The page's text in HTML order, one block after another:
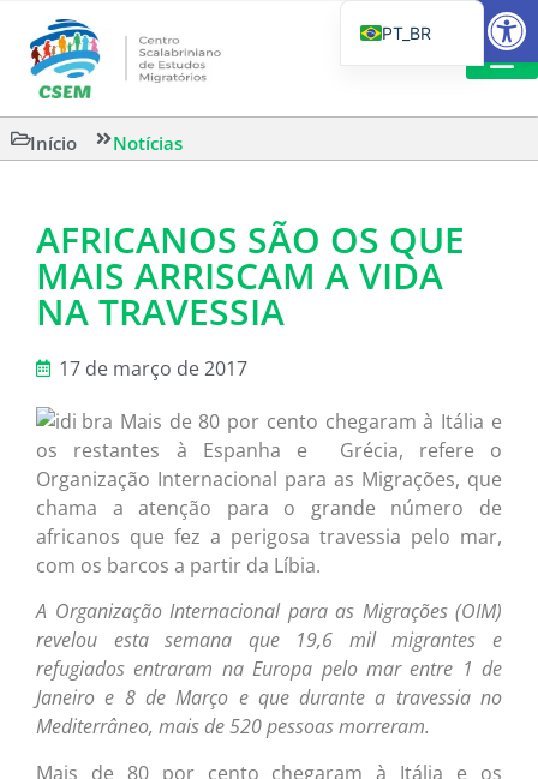
Início Notícias
AFRICANOS SÃO OS QUE
MAIS ARRISCAM A VIDA
NA TRAVESSIA
17 de março de 2017
Mais de 80 por cento chegaram à Itália e
os restantes à Espanha e Grécia, refere o
Organização Internacional para as Migrações, que
chama a atenção para o grande número de
africanos que fez a perigosa travessia pelo mar,
com os barcos a partir da Líbia.
A Organização Internacional para as Migrações (OIM)
revelou esta semana que 19,6 mil migrantes e
refugiados entraram na Europa pelo mar entre 1 de
Janeiro e 8 de Março e que durante a travessia no
Mediterrâneo, mais de 520 pessoas morreram.
Mais de 80 por cento chegaram à Itália e os
PT_BR
IT